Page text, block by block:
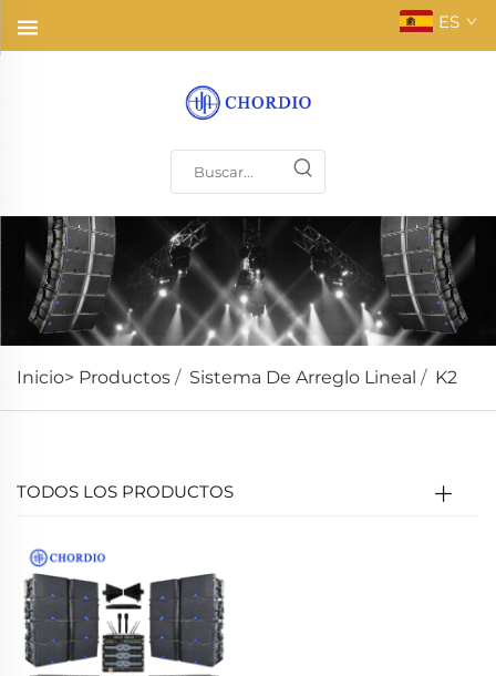
ES
Inicio> Productos / Sistema De Arreglo Lineal / K2
TODOS LOS PRODUCTOS